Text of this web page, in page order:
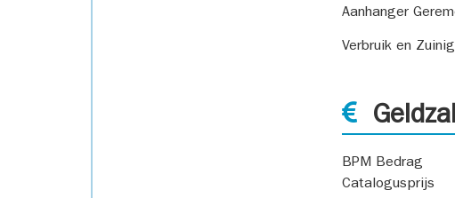
Aanhanger
Verbruik en
BPM Bedrag
Catalogusprijs